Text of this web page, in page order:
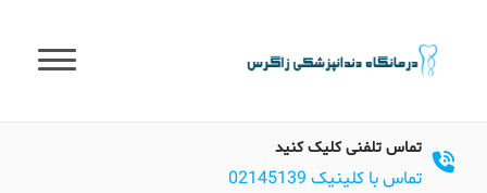
content
تماس تلفنی کلیک کنید
تماس با کلینیک 02145139